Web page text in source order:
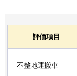
評価項目
不整地運搬車